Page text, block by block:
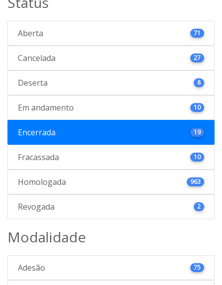
Aberta 71
Cancelada 27
Deserta 8
Em andamento 10
Encerrada 19
Fracassada 10
Homologada 963
Revogada 2
Modalidade
Adesão 75